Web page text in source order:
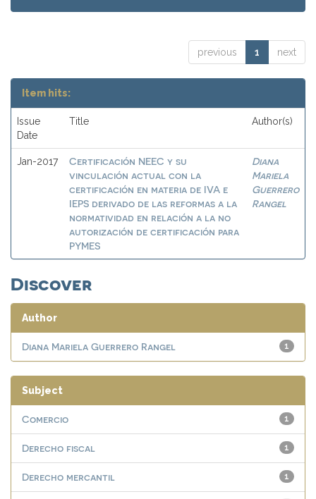
previous 1 next
Item hits:
Issue
Date
Title Author(s)
Jan-2017
Certificación NEEC y su
vinculación actual con la
certificación en materia de IVA e
IEPS derivado de las reformas a la
normatividad en relación a la no
autorización de certificación para
PYMES
Diana
Mariela
Guerrero
Rangel
Discover
Author
1
Diana Mariela Guerrero Rangel
Subject
1
Comercio
1
Derecho fiscal
1
Derecho mercantil